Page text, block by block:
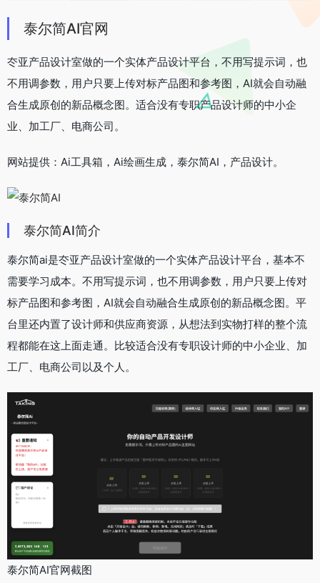
泰尔简AI官网
冭亚产品设计室做的一个实体产品设计平台，不用写提示词，也
不用调参数，用户只要上传对标产品图和参考图，AI就会自动融
合生成原创的新品概念图。适合没有专职产品设计师的中小企
业、加工厂、电商公司。
网站提供：Ai工具箱，Ai绘画生成，泰尔简AI，产品设计。
泰尔简AI简介
泰尔简ai是冭亚产品设计室做的一个实体产品设计平台，基本不
需要学习成本。不用写提示词，也不用调参数，用户只要上传对
标产品图和参考图，AI就会自动融合生成原创的新品概念图。平
台里还内置了设计师和供应商资源，从想法到实物打样的整个流
程都能在这上面走通。比较适合没有专职设计师的中小企业、加
工厂、电商公司以及个人。
泰尔简AI官网截图